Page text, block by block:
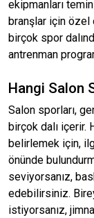
ekipmanları
branşlar için özel
birçok spor
antrenman
Hangi Salon
Salon sporları,
birçok dalı içerir.
belirlemek için,
önünde
seviyorsanız,
edebilirsiniz.
istiyorsanız,